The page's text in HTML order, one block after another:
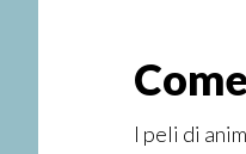
I peli di